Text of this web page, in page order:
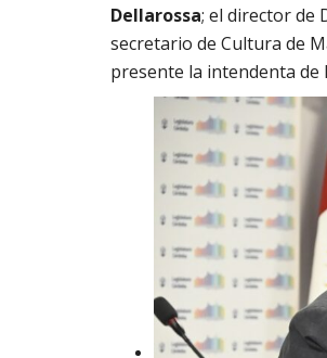
Dellarossa; el director de
secretario de Cultura de
presente la intendenta de